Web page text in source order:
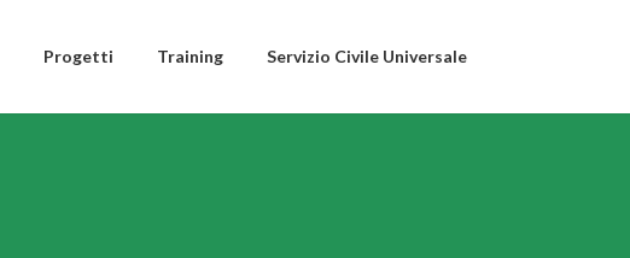
Progetti Training Servizio Civile Universale